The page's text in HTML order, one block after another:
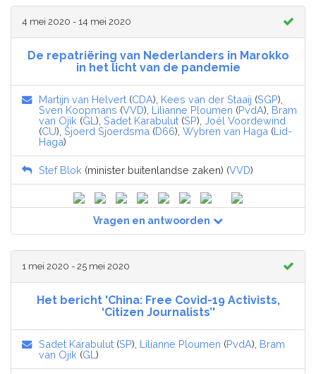
4 mei 2020 - 14 mei 2020
De repatriëring van Nederlanders in Marokko
in het licht van de pandemie
Martijn van Helvert (CDA), Kees van der Staaij (SGP),
Sven Koopmans (VVD), Lilianne Ploumen (PvdA), Bram
van Ojik (GL ), Sadet Karabulut (SP), Joël Voordewind
(CU), Sjoerd Sjoerdsma (D66), Wybren van Haga (Lid-
Haga)
Stef Blok (minister buitenlandse zaken) (VVD)
Vragen en antwoorden
1 mei 2020 - 25 mei 2020
Het bericht 'China: Free Covid-19 Activists,
‘Citizen Journalists’'
Sadet Karabulut (SP), Lilianne Ploumen (PvdA), Bram
van Ojik (GL )